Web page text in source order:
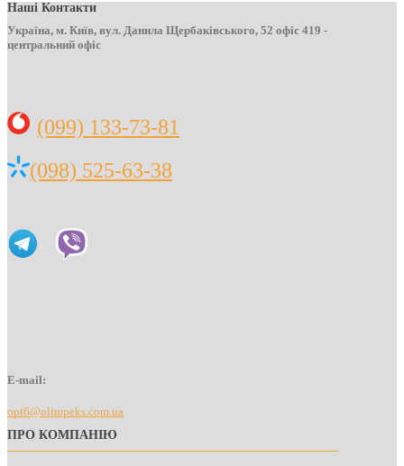
Наші Контакти
Україна, м. Київ, вул. Данила Щербаківського, 52 офіс 419 -
центральний офіс
(099) 133-73-81
(098) 525-63-38
E-mail:
opt6@olimpeks.com.ua
ПРО КОМПАНІЮ